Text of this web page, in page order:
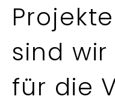
sind
für die